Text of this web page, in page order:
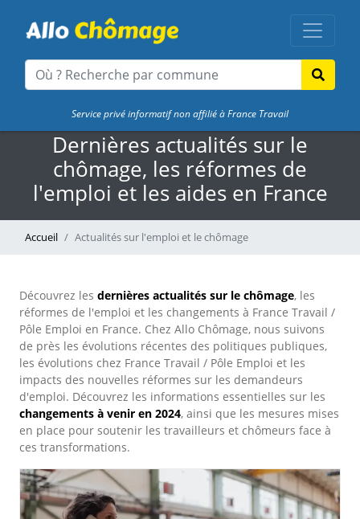
Service privé informatif non affilié à France Travail
Dernières actualités sur le
chômage, les réformes de
l'emploi et les aides en France
Accueil Actualités sur l'emploi et le chômage
Découvrez les dernières actualités sur le chômage, les
réformes de l'emploi et les changements à France Travail /
Pôle Emploi en France. Chez Allo Chômage, nous suivons
de près les évolutions récentes des politiques publiques,
les évolutions chez France Travail / Pôle Emploi et les
impacts des nouvelles réformes sur les demandeurs
d'emploi. Découvrez les informations essentielles sur les
changements à venir en 2024, ainsi que les mesures mises
en place pour soutenir les travailleurs et chômeurs face à
ces transformations.